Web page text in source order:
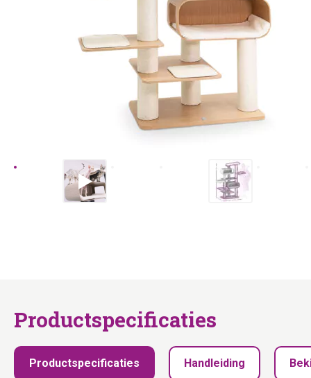
Productspecificaties
Productspecificaties Handleiding